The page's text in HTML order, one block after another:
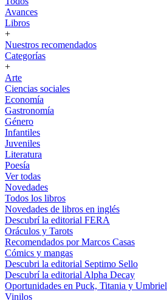
Avances
Libros
+
Nuestros recomendados
Categorías
+
Arte
Ciencias sociales
Economía
Gastronomía
Género
Infantiles
Juveniles
Literatura
Poesía
Ver todas
Novedades
Todos los libros
Novedades de libros en inglés
Descubrí la editorial FERA
Oráculos y Tarots
Recomendados por Marcos Casas
Cómics y mangas
Descubri la editorial Septimo Sello
Descubrí la editorial Alpha Decay
Oportunidades en Puck, Titania y Umbriel
Vinilos